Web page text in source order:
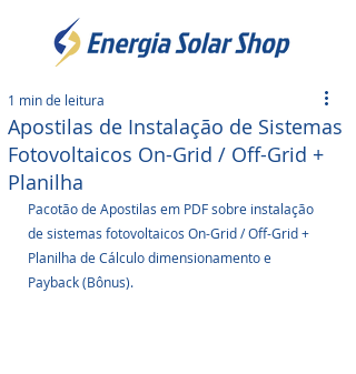
Apostilas de Instalação de Sistemas
Fotovoltaicos On-Grid / Off-Grid +
Planilha
1 min de leitura
Pacotão de Apostilas em PDF sobre instalação
de sistemas fotovoltaicos On-Grid / Off-Grid +
Planilha de Cálculo dimensionamento e
Payback (Bônus).